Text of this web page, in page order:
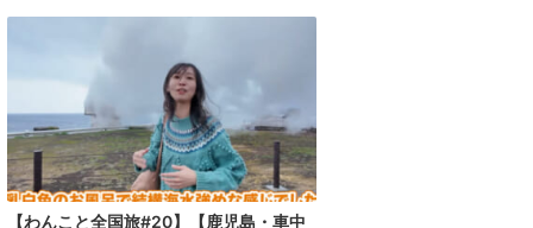
【わんこと全国旅#20】【鹿児島・車中